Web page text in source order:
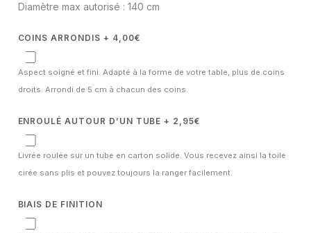
Diamètre max autorisé : 140 cm
COINS ARRONDIS + 4,00€
Aspect soigné et fini. Adapté à la forme de votre table, plus de coins
droits. Arrondi de 5 cm à chacun des coins.
ENROULÉ AUTOUR D’UN TUBE + 2,95€
Livrée roulée sur un tube en carton solide. Vous recevez ainsi la toile
cirée sans plis et pouvez toujours la ranger facilement.
BIAIS DE FINITION